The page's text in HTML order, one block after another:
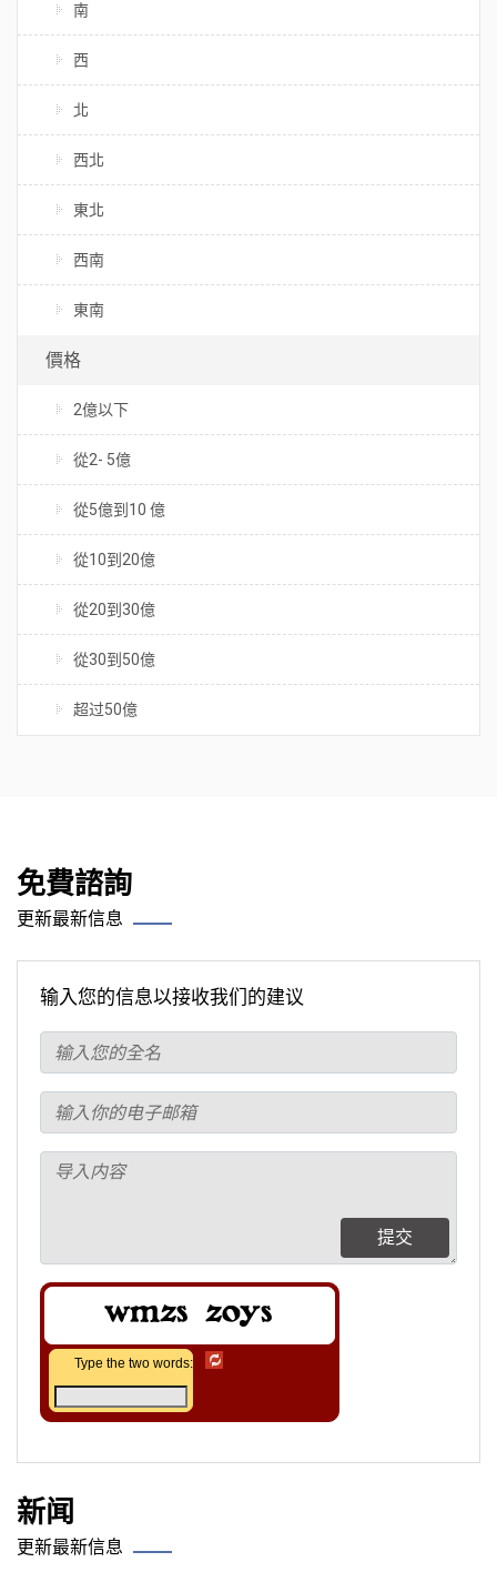
南
西
北
西北
東北
西南
東南
價格
2億以下
從2- 5億
從5億到10 億
從10到20億
從20到30億
從30到50億
超过50億
免費諮詢
更新最新信息
输入您的信息以接收我们的建议
提交
Type the two words:
新闻
更新最新信息